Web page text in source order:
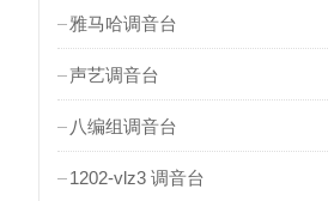
雅马哈调音台
声艺调音台
八编组调音台
1202-vlz3 调音台